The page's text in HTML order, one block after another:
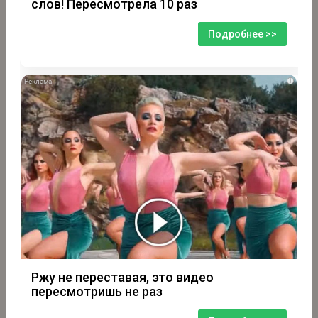
слов! Пересмотрела 10 раз
Подробнее >>
i
Ржу не переставая, это видео
пересмотришь не раз